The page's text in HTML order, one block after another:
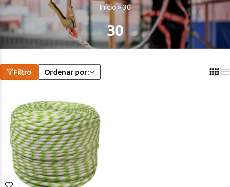
Início »30
30
Filtro Ordenar por:
ItaMaxx